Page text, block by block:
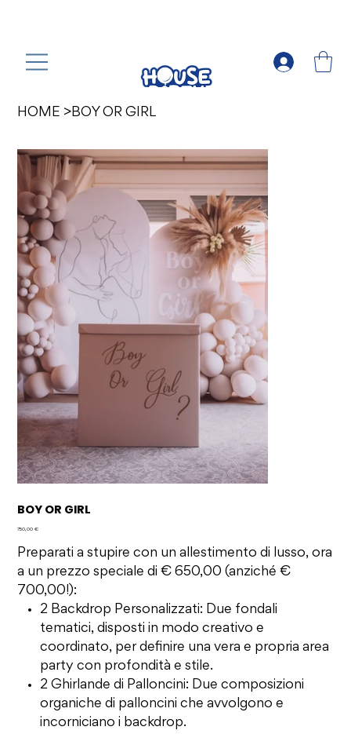
HOME >BOY OR GIRL
BOY OR GIRL
Prezzo
750,00 €
Preparati a stupire con un allestimento di lusso, ora
a un prezzo speciale di € 650,00 (anziché €
700,00!):
2 Backdrop Personalizzati: Due fondali
tematici, disposti in modo creativo e
coordinato, per definire una vera e propria area
party con profondità e stile.
2 Ghirlande di Palloncini: Due composizioni
organiche di palloncini che avvolgono e
incorniciano i backdrop.